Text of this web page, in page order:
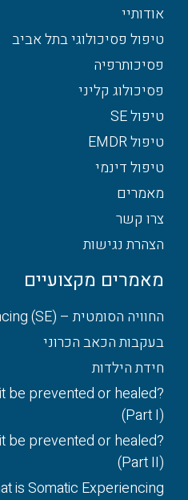
אודותיי
טיפול פסיכולוגי בתל אביב
פסיכותרפיה
פסיכולוג קליני
טיפול SE
טיפול EMDR
טיפול דינמי
מאמרים
צרו קשר
הצהרת נגישות
מאמרים מקצועיים
החוויה הסומטית – Somatic Experiencing (SE)
בעקבות הכאב הכרוני
חידת הילדות
be prevented or healed?
(Part I)
be prevented or healed?
(Part II)
is Somatic Experiencing?